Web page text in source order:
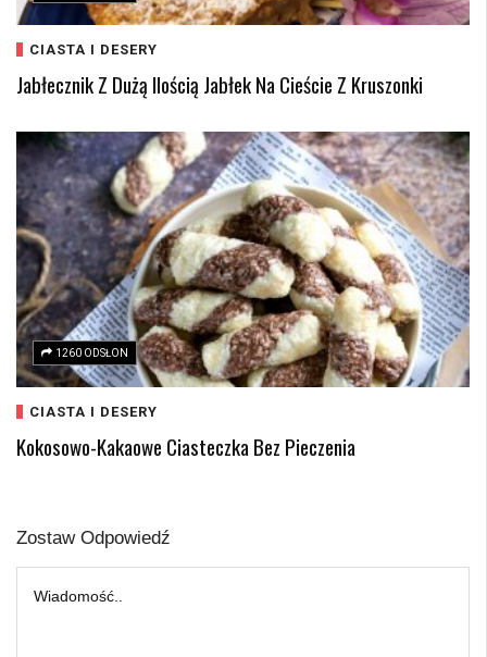
CIASTA I DESERY
Jabłecznik Z Dużą Ilością Jabłek Na Cieście Z Kruszonki
1260 ODSŁON
CIASTA I DESERY
Kokosowo-Kakaowe Ciasteczka Bez Pieczenia
Zostaw Odpowiedź